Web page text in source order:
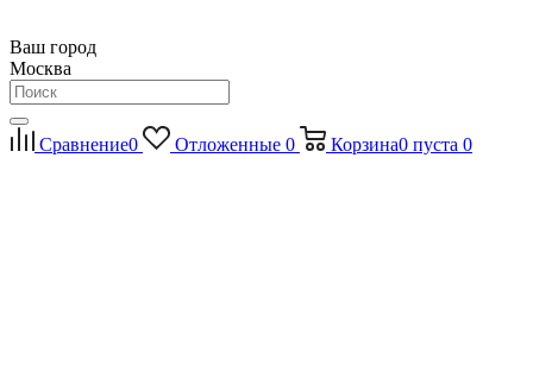
Ваш город
Москва
Сравнение0 Отложенные 0 Корзина0 пуста 0